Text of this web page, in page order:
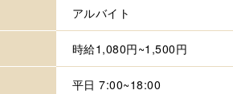
アルバイト
時給1,080円~1,500円
平日 7:00~18:00